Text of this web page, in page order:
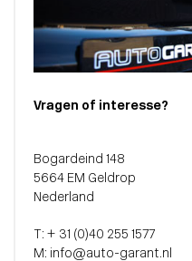
Vragen of interesse?
Bogardeind 148
5664 EM Geldrop
Nederland
T: + 31 (0)40 255 1577
M: info@auto-garant.nl